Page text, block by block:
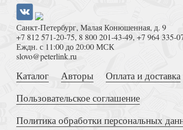
Оправдание реформации. Ответ
Санкт-Петербург, Малая Конюшенная, д. 9
+7 812 571-20-75, 8 800 201-43-49, +7 964 335-
Еждн. с 11:00 до 20:00 МСК
slovo@peterlink.ru
Каталог Авторы
Оплата и доставка
Пользовательское соглашение
Политика обработки персональных